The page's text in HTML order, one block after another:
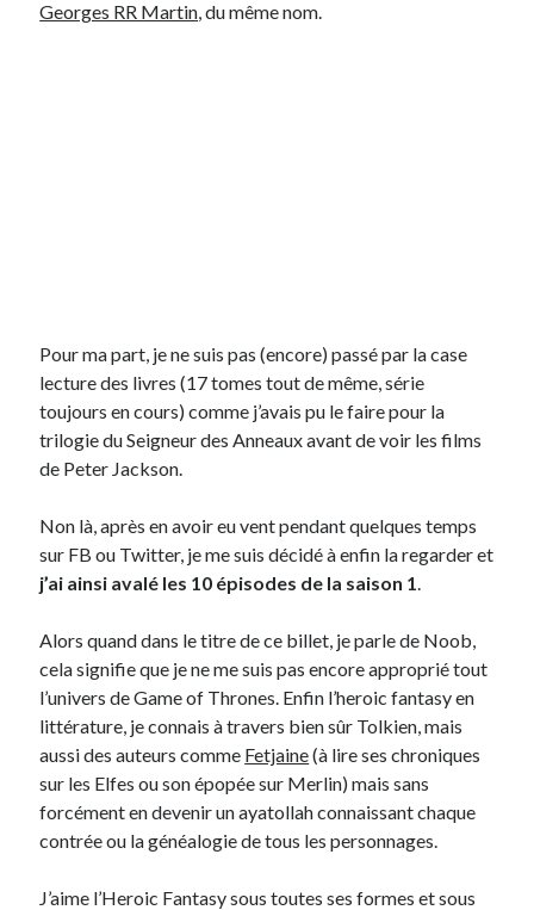
Lyon
Lyon à Livre Ouvert
Mini-monsieur
Non classé
Parole de Follower
Photos
Post inutile
Proust
Sorties cuculturelles
Tavukoi
Vidéos
Georges RR Martin, du même nom.
Pour ma part, je ne suis pas (encore) passé par la case
lecture des livres (17 tomes tout de même, série
toujours en cours) comme j’avais pu le faire pour la
trilogie du Seigneur des Anneaux avant de voir les films
de Peter Jackson.
Non là, après en avoir eu vent pendant quelques temps
sur FB ou Twitter, je me suis décidé à enfin la regarder et
j’ai ainsi avalé les 10 épisodes de la saison 1.
Alors quand dans le titre de ce billet, je parle de Noob,
cela signifie que je ne me suis pas encore approprié tout
l’univers de Game of Thrones. Enfin l’heroic fantasy en
littérature, je connais à travers bien sûr Tolkien, mais
aussi des auteurs comme Fetjaine(à lire ses chroniques
sur les Elfes ou son épopée sur Merlin) mais sans
forcément en devenir un ayatollah connaissant chaque
contrée ou la généalogie de tous les personnages.
J’aime l’Heroic Fantasy sous toutes ses formes et sous